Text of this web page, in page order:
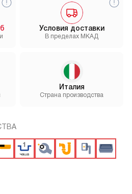
Условия доставки
В пределах МКАД
Италия
Страна производства